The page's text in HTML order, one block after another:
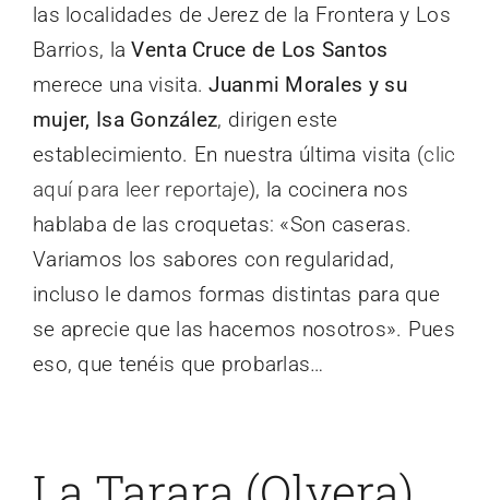
las localidades de Jerez de la Frontera y Los
Barrios, laVenta Cruce de Los Santos
merece una visita.Juanmi Morales y su
mujer, Isa González, dirigen este
establecimiento. En nuestra última visita (clic
aquí para leer reportaje), la cocinera nos
hablaba de las croquetas: «Son caseras.
Variamos los sabores con regularidad,
incluso le damos formas distintas para que
se aprecie que las hacemos nosotros». Pues
eso, que tenéis que probarlas…